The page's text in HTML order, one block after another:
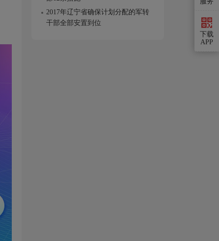
2017年辽宁省确保计划分配的军转
干部全部安置到位
下载
APP